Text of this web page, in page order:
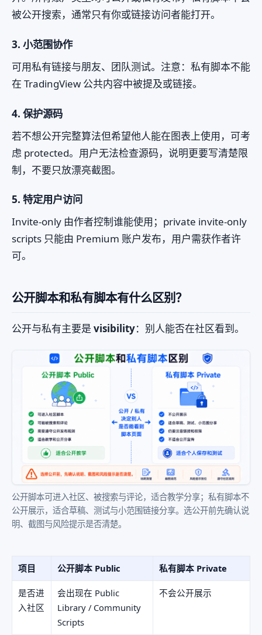
被公开搜索，通常只有你或链接访问者能打开。
3. 小范围协作
可用私有链接与朋友、团队测试。注意：私有脚本不能
在 TradingView 公共内容中被提及或链接。
4. 保护源码
若不想公开完整算法但希望他人能在图表上使用，可考
虑 protected。用户无法检查源码，说明更要写清楚限
制，不要只放漂亮截图。
5. 特定用户访问
Invite-only 由作者控制谁能使用；private invite-only
scripts 只能由 Premium 账户发布，用户需获作者许
可。
公开脚本和私有脚本有什么区别？
公开与私有主要是 visibility：别人能否在社区看到。
公开脚本可进入社区、被搜索与评论，适合教学分享；私有脚本不
公开展示，适合草稿、测试与小范围链接分享。选公开前先确认说
明、截图与风险提示是否清楚。
项目 公开脚本 Public 私有脚本 Private
是否进
入社区
会出现在 Public
Library / Community
Scripts
不会公开展示